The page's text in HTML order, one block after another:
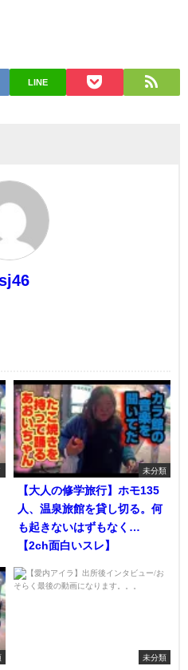
LINE
未分類
【大人の修学旅行】ホモ135
人、温泉旅館を貸し切る。何
も起きないはずもなく…
【2ch面白いスレ】
未分類